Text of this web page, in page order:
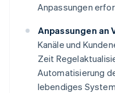
Anpassungen
Anpassungen an
Kanäle und
Zeit
Automatisierung
lebendiges